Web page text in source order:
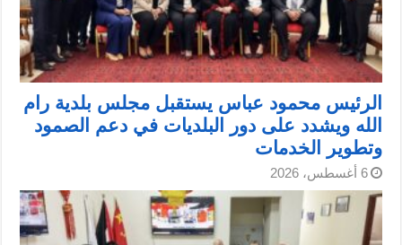
الرئيس محمود عباس يستقبل مجلس بلدية رام
الله ويشدد على دور البلديات في دعم الصمود
وتطوير الخدمات
6 أغسطس، 2026